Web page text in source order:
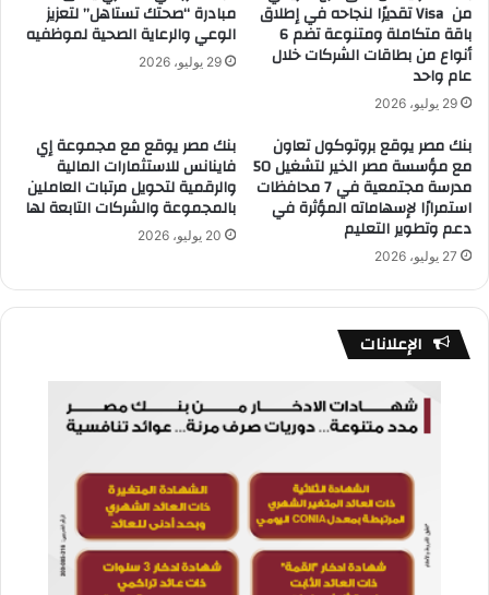
من Visa تقديرًا لنجاحه في إطلاق
باقة متكاملة ومتنوعة تضم 6
أنواع من بطاقات الشركات خلال
عام واحد
29 يوليو، 2026
مبادرة “صحتك تستاهل” لتعزيز
الوعي والرعاية الصحية لموظفيه
29 يوليو، 2026
بنك مصر يوقع بروتوكول تعاون
مع مؤسسة مصر الخير لتشغيل 50
مدرسة مجتمعية في 7 محافظات
استمرارًا لإسهاماته المؤثرة في
دعم وتطوير التعليم
27 يوليو، 2026
بنك مصر يوقع مع مجموعة إي
فاينانس للاستثمارات المالية
والرقمية لتحويل مرتبات العاملين
بالمجموعة والشركات التابعة لها
20 يوليو، 2026
الإعلانات